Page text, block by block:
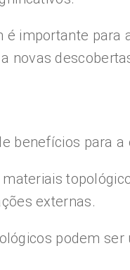
importante
novas
benefícios para
externas.
podem